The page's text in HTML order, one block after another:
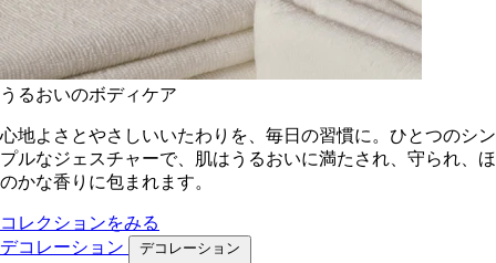
うるおいのボディケア
心地よさとやさしいいたわりを、毎日の習慣に。ひとつのシン
プルなジェスチャーで、肌はうるおいに満たされ、守られ、ほ
のかな香りに包まれます。
コレクションをみる
デコレーション
デコレーション